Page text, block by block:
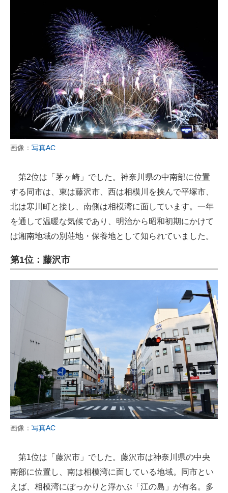
画像： 写真AC
第2位は「茅ヶ崎」でした。神奈川県の中南部に位置
する同市は、東は藤沢市、西は相模川を挟んで平塚市、
北は寒川町と接し、南側は相模湾に面しています。一年
を通して温暖な気候であり、明治から昭和初期にかけて
は湘南地域の別荘地・保養地として知られていました。
第1位：藤沢市
画像： 写真AC
第1位は「藤沢市」でした。藤沢市は神奈川県の中央
南部に位置し、南は相模湾に面している地域。同市とい
えば、相模湾にぽっかりと浮かぶ「江の島」が有名。多